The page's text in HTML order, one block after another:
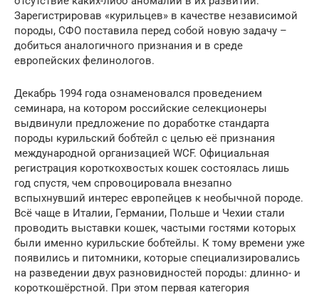
Зарегистрировав «курильцев» в качестве независимой
породы, СФО поставила перед собой новую задачу –
добиться аналогичного признания и в среде
европейских фелинологов.
Декабрь 1994 года ознаменовался проведением
семинара, на котором российские селекционеры
выдвинули предложение по доработке стандарта
породы курильский бобтейл с целью её признания
международной организацией WCF. Официальная
регистрация короткохвостых кошек состоялась лишь
год спустя, чем спровоцировала внезапно
вспыхнувший интерес европейцев к необычной породе.
Всё чаще в Италии, Германии, Польше и Чехии стали
проводить выставки кошек, частыми гостями которых
были именно курильские бобтейлы. К тому времени уже
появились и питомники, которые специализировались
на разведении двух разновидностей породы: длинно- и
короткошёрстной. При этом первая категория